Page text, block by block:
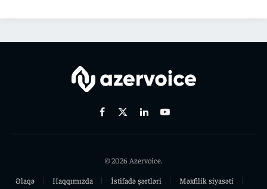
Facebook
X
LinkedinYoutube
© 2026 Azervoice.
Əlaqə
Haqqımızda İstifadə şərtləri
Məxfilik siyasəti